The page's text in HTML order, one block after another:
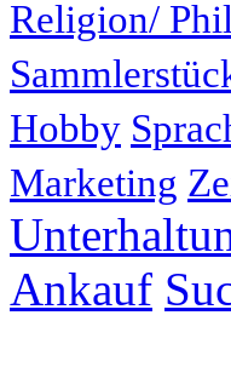
Religion/
Hobby
Marketing
Ankauf